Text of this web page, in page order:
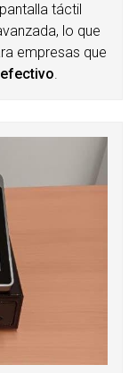
táctil
lo que
empresas que
.